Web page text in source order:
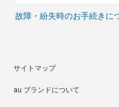
故障・紛失時のお手続きに
サイトマップ
au ブランドについて